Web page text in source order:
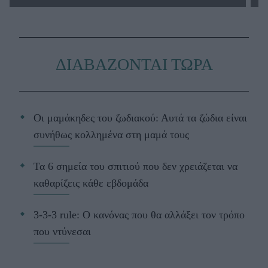
ΔΙΑΒΑΖΟΝΤΑΙ ΤΩΡΑ
Οι μαμάκηδες του ζωδιακού: Αυτά τα ζώδια είναι
συνήθως κολλημένα στη μαμά τους
Τα 6 σημεία του σπιτιού που δεν χρειάζεται να
καθαρίζεις κάθε εβδομάδα
3-3-3 rule: Ο κανόνας που θα αλλάξει τον τρόπο
που ντύνεσαι